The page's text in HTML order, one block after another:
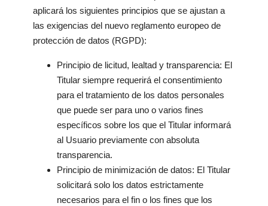
aplicará los siguientes principios que se ajustan a
las exigencias del nuevo reglamento europeo de
protección de datos (RGPD):
Principio de licitud, lealtad y transparencia: El
Titular siempre requerirá el consentimiento
para el tratamiento de los datos personales
que puede ser para uno o varios fines
específicos sobre los que el Titular informará
al Usuario previamente con absoluta
transparencia.
Principio de minimización de datos: El Titular
solicitará solo los datos estrictamente
necesarios para el fin o los fines que los